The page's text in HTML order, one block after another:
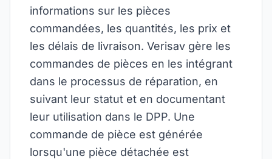
informations sur les pièces
commandées, les quantités, les prix et
les délais de livraison. Verisav gère les
commandes de pièces en les intégrant
dans le processus de réparation, en
suivant leur statut et en documentant
leur utilisation dans le DPP. Une
commande de pièce est générée
lorsqu'une pièce détachée est